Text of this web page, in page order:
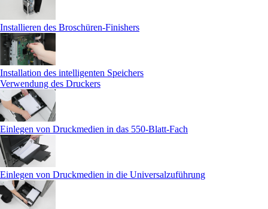
Installieren des Broschüren-Finishers
Installation des intelligenten Speichers
Verwendung des Druckers
Einlegen von Druckmedien in das 550-Blatt-Fach
Einlegen von Druckmedien in die Universalzuführung